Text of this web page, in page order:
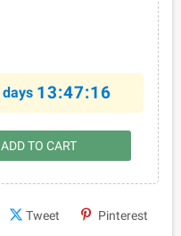
days 13:47:15
ADD TO CART
Tweet Pinterest